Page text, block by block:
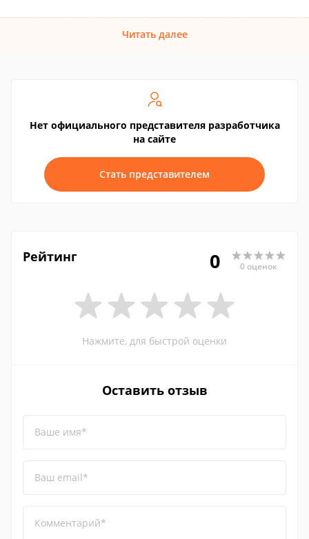
Читать далее
Нет официального представителя разработчика
на сайте
Стать представителем
Рейтинг 0 0 оценок
Нажмите, для быстрой оценки
Оставить отзыв
Ваше имя*
Ваш email*
Комментарий*